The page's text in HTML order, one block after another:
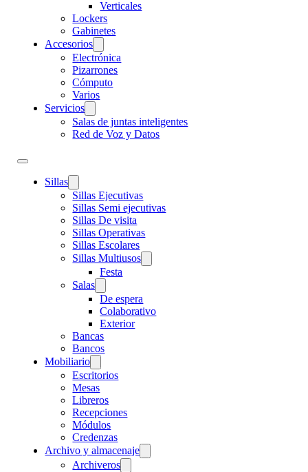
Verticales
Lockers
Gabinetes
Accesorios
Electrónica
Pizarrones
Cómputo
Varios
Servicios
Salas de juntas inteligentes
Red de Voz y Datos
Sillas
Sillas Ejecutivas
Sillas Semi ejecutivas
Sillas De visita
Sillas Operativas
Sillas Escolares
Sillas Multiusos
Festa
Salas
De espera
Colaborativo
Exterior
Bancas
Bancos
Mobiliario
Escritorios
Mesas
Libreros
Recepciones
Módulos
Credenzas
Archivo y almacenaje
Archiveros